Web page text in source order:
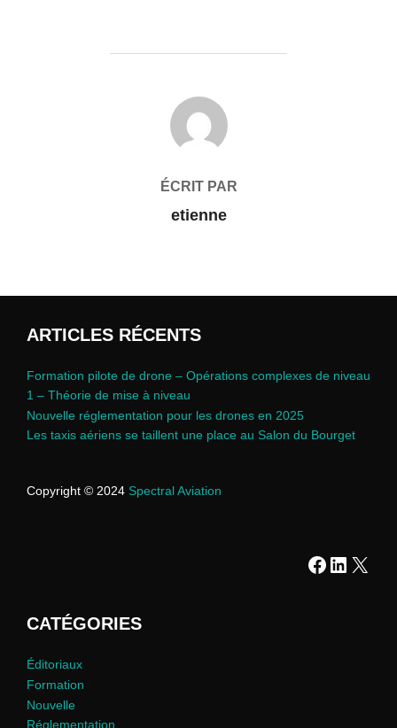
AUTEUR DE LA PUBLICATION
ÉCRIT PAR
etienne
ARTICLES RÉCENTS
Formation pilote de drone – Opérations complexes de niveau
1 – Théorie de mise à niveau
Nouvelle réglementation pour les drones en 2025
Les taxis aériens se taillent une place au Salon du Bourget
Copyright © 2024 Spectral Aviation
Facebook
X
CATÉGORIES
Éditoriaux
Formation
Nouvelle
Réglementation